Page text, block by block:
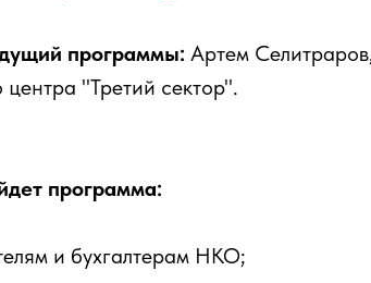
программы: Артем
центра "Третий сектор".
программа:
и бухгалтерам НКО;